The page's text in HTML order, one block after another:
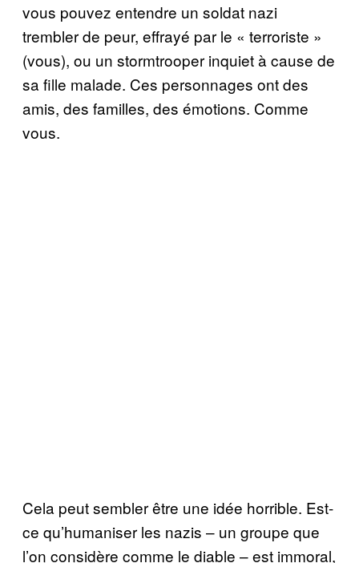
vous pouvez entendre un soldat nazi
trembler de peur, effrayé par le « terroriste »
(vous), ou un stormtrooper inquiet à cause de
sa fille malade. Ces personnages ont des
amis, des familles, des émotions. Comme
vous.
Cela peut sembler être une idée horrible. Est-
ce qu’humaniser les nazis – un groupe que
l’on considère comme le diable – est immoral,